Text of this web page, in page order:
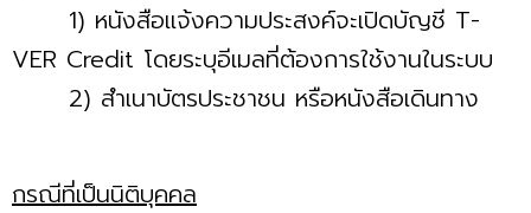
1) หนังสือแจ้งความประสงค์จะเปิดบัญชี T-
VER Credit โดยระบุอีเมลที่ต้องการใช้งานในระบบ
2) สำเนาบัตรประชาชน หรือหนังสือเดินทาง
กรณีที่เป็นนิติบุคคล